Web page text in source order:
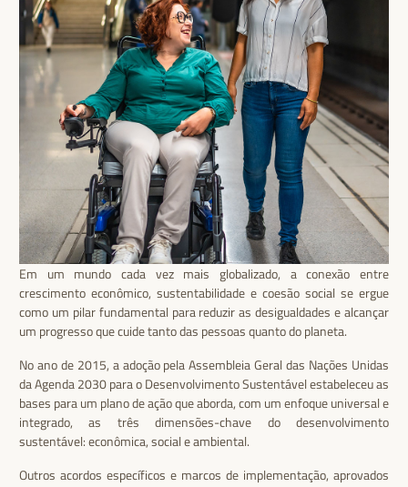
Em um mundo cada vez mais globalizado, a conexão entre
crescimento econômico, sustentabilidade e coesão social se ergue
como um pilar fundamental para reduzir as desigualdades e alcançar
um progresso que cuide tanto das pessoas quanto do planeta.
No ano de 2015, a adoção pela Assembleia Geral das Nações Unidas
da Agenda 2030 para o Desenvolvimento Sustentável estabeleceu as
bases para um plano de ação que aborda, com um enfoque universal e
integrado, as três dimensões-chave do desenvolvimento
sustentável: econômica, social e ambiental.
Outros acordos específicos e marcos de implementação, aprovados